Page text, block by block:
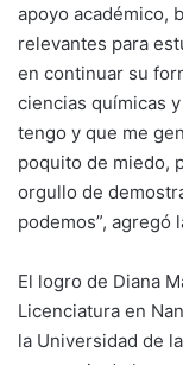
apoyo académico,
relevantes para
en continuar su
ciencias químicas
tengo y que me
poquito de miedo,
orgullo de
podemos”, agregó
El logro de Diana
Licenciatura en
la Universidad de